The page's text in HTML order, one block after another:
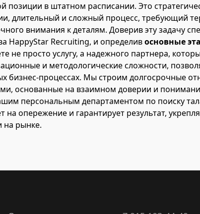
позиции в штатном расписании. Это
длительный и сложный процесс, требующий
внимания к деталям. Доверив эту задачу
HappyStar Recruiting, и определивосновные
не просто услугу, а надежного партнера,
и методологические сложности,
бизнес-процессах. Мы строим долгосрочные
основанные на взаимном доверии и
персональным департаментом по поиску
на опережение и гарантирует результат,
на рынке.